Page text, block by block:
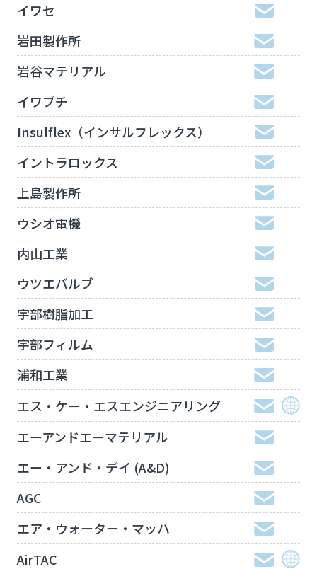
イワセ
岩田製作所
岩谷マテリアル
イワブチ
Insulflex（インサルフレックス）
イントラロックス
上島製作所
ウシオ電機
内山工業
ウツエバルブ
宇部樹脂加工
宇部フィルム
浦和工業
エス・ケー・エスエンジニアリング
エーアンドエーマテリアル
エー・アンド・デイ (A&D)
AGC
エア・ウォーター・マッハ
AirTAC